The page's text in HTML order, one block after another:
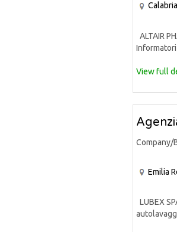
Calabria
ALTAIR
View full
Company/
Emilia
LUBEX